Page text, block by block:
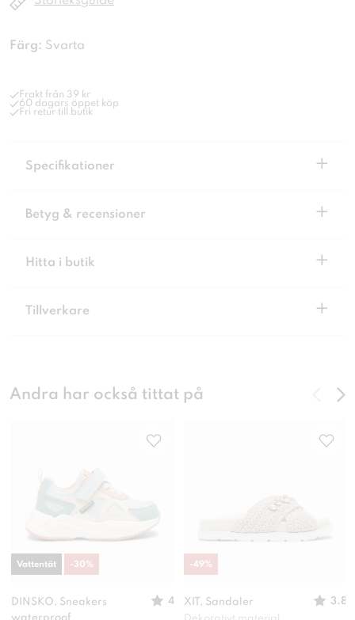
Färg: Svarta
Frakt från 39 kr
60 dagars öppet köp
Fri retur till butik
Specifikationer +
Betyg & recensioner +
Hitta i butik +
Tillverkare +
Andra har också tittat på
DINSKO, Sneakers
4
Vattentät -30%
XIT, Sandaler
3.8
-49%